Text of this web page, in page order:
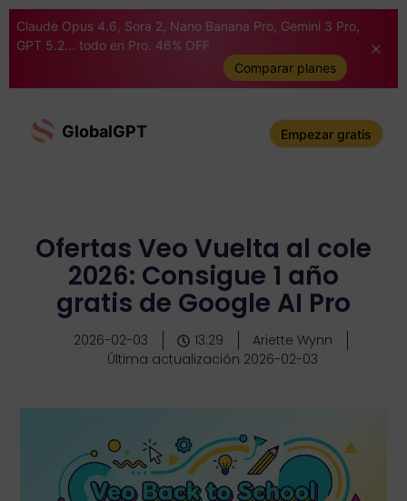
Claude Opus 4.6, Sora 2, Nano Banana Pro, Gemini 3 Pro,
GPT 5.2... todo en Pro. 46% OFF
Comparar planes
GlobalGPT Empezar gratis
Ofertas Veo Vuelta al cole
2026: Consigue 1 año
gratis de Google AI Pro
2026-02-03 13:29
Ariette Wynn
Última actualización 2026-02-03